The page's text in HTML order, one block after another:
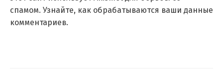
спамом. Узнайте, как обрабатываются ваши данные
комментариев.